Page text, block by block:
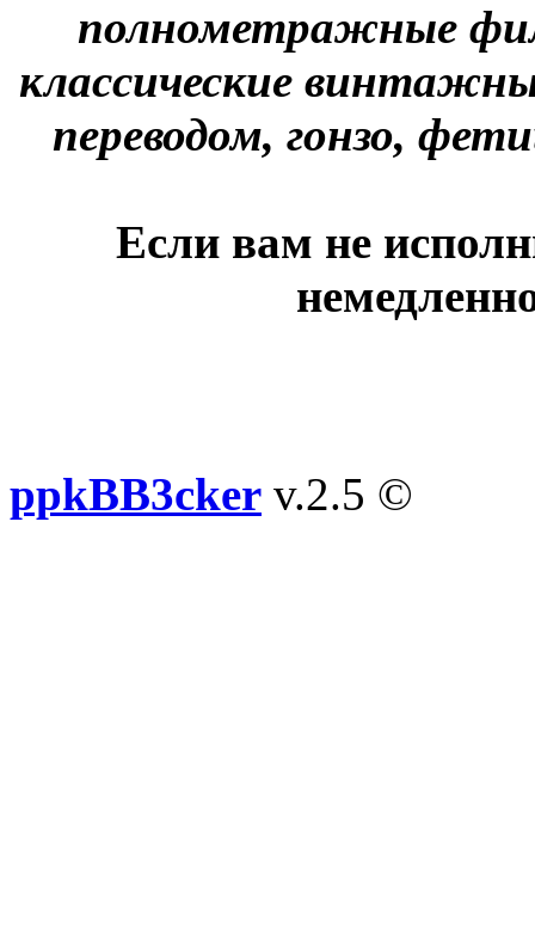
полнометражные
классические
переводом, гонзо,
Если вам не
ppkBB3cker v.2.5 ©